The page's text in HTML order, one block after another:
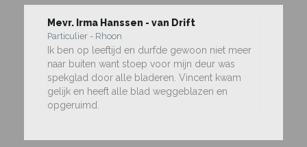
Mevr. Irma Hanssen - van Drift
Particulier - Rhoon
Ik ben op leeftijd en durfde gewoon niet meer
naar buiten want stoep voor mijn deur was
spekglad door alle bladeren. Vincent kwam
gelijk en heeft alle blad weggeblazen en
opgeruimd.